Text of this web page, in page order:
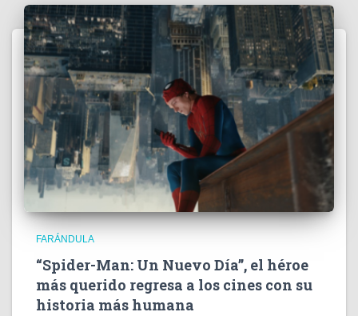
FARÁNDULA
“Spider-Man: Un Nuevo Día”, el héroe
más querido regresa a los cines con su
historia más humana